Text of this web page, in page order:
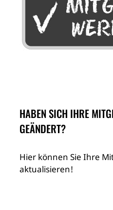
HABEN SICH IHRE
GEÄNDERT?
Hier können Sie Ihre
aktualisieren!